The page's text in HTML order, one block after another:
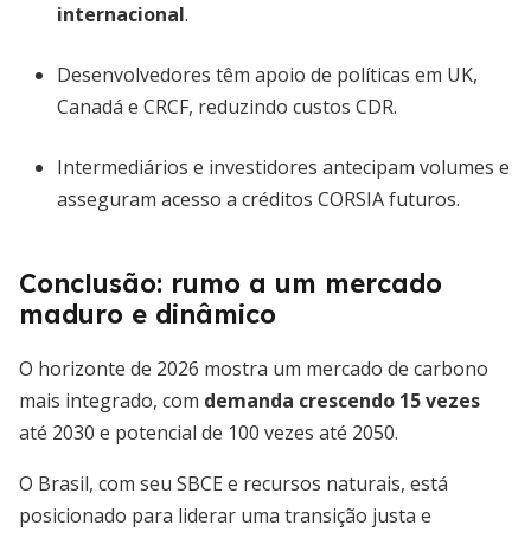
internacional.
Desenvolvedores têm apoio de políticas em UK,
Canadá e CRCF, reduzindo custos CDR.
Intermediários e investidores antecipam volumes e
asseguram acesso a créditos CORSIA futuros.
Conclusão: rumo a um mercado
maduro e dinâmico
O horizonte de 2026 mostra um mercado de carbono
mais integrado, com demanda crescendo 15 vezes
até 2030 e potencial de 100 vezes até 2050.
O Brasil, com seu SBCE e recursos naturais, está
posicionado para liderar uma transição justa e